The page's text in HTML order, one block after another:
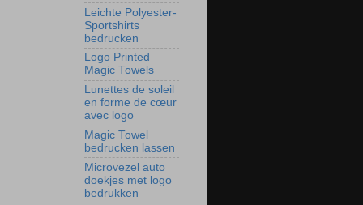
Leichte Polyester-
Sportshirts
bedrucken
Logo Printed
Magic Towels
Lunettes de soleil
en forme de cœur
avec logo
Magic Towel
bedrucken lassen
Microvezel auto
doekjes met logo
bedrukken